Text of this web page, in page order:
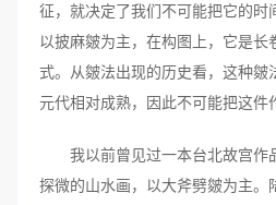
征，就决定了我们不可能把它的时
以披麻皴为主，在构图上，它是长
式。从皴法出现的历史看，这种皴
元代相对成熟，因此不可能把这件
我以前曾见过一本台北故宫作
探微的山水画，以大斧劈皴为主。